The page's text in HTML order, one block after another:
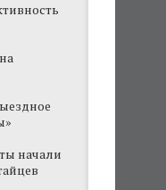
начали